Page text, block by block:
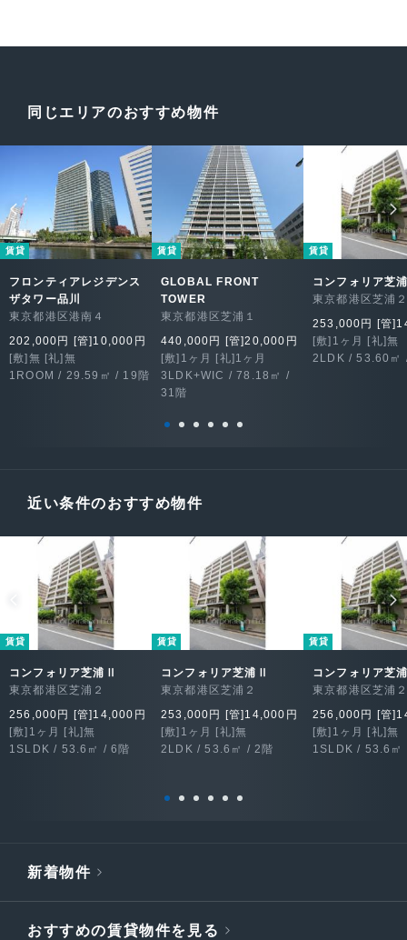
同じエリアのおすすめ物件
賃貸
フロンティアレジデンス
ザタワー品川
東京都港区港南４
202,000円 [管]10,000円
[敷]無 [礼]無
1ROOM / 29.59㎡ / 19階
賃貸
GLOBAL FRONT
TOWER
東京都港区芝浦１
440,000円 [管]20,000円
[敷]1ヶ月 [礼]1ヶ月
3LDK+WIC / 78.18㎡ /
31階
賃貸
コンフォリア芝
東京都港区芝浦
253,000円 [管
[敷]1ヶ月 [礼]無
2LDK / 53.60㎡
近い条件のおすすめ物件
賃貸
コンフォリア芝浦Ⅱ
東京都港区芝浦２
256,000円 [管]14,000円
[敷]1ヶ月 [礼]無
1SLDK / 53.6㎡ / 6階
賃貸
コンフォリア芝浦Ⅱ
東京都港区芝浦２
253,000円 [管]14,000円
[敷]1ヶ月 [礼]無
2LDK / 53.6㎡ / 2階
賃貸
コンフォリア芝
東京都港区芝浦
256,000円 [管
[敷]1ヶ月 [礼]無
1SLDK / 53.6㎡
新着物件
おすすめの賃貸物件を見る